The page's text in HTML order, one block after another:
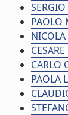
SERGIO
PAOLO
CARLO
PAOLA